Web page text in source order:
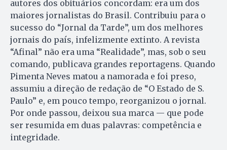
autores dos obituários concordam: era um dos
maiores jornalistas do Brasil. Contribuiu para o
sucesso do “Jornal da Tarde”, um dos melhores
jornais do país, infelizmente extinto. A revista
“Afinal” não era uma “Realidade”, mas, sob o seu
comando, publicava grandes reportagens. Quando
Pimenta Neves matou a namorada e foi preso,
assumiu a direção de redação de “O Estado de S.
Paulo” e, em pouco tempo, reorganizou o jornal.
Por onde passou, deixou sua marca — que pode
ser resumida em duas palavras: competência e
integridade.